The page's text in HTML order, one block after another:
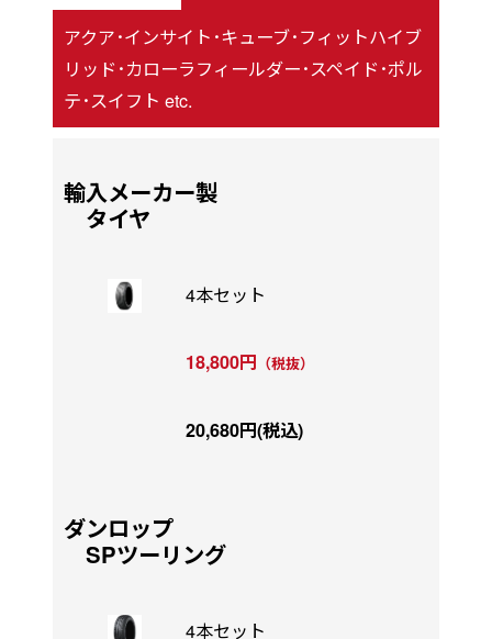
アクア･インサイト･キューブ･フィットハイブ
リッド･カローラフィールダー･スペイド･ポル
テ･スイフト etc.
輸入メーカー製
タイヤ
4本セット
18,800円 （税抜）
20,680円(税込)
ダンロップ
SPツーリング
4本セット